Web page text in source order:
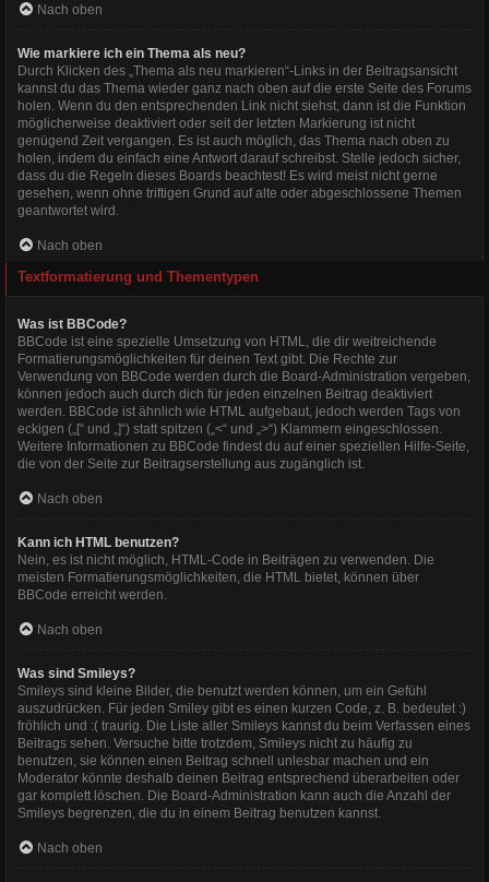
Nach oben
Wie markiere ich ein Thema als neu?
Durch Klicken des „Thema als neu markieren“-Links in der Beitragsansicht
kannst du das Thema wieder ganz nach oben auf die erste Seite des Forums
holen. Wenn du den entsprechenden Link nicht siehst, dann ist die Funktion
möglicherweise deaktiviert oder seit der letzten Markierung ist nicht
genügend Zeit vergangen. Es ist auch möglich, das Thema nach oben zu
holen, indem du einfach eine Antwort darauf schreibst. Stelle jedoch sicher,
dass du die Regeln dieses Boards beachtest! Es wird meist nicht gerne
gesehen, wenn ohne triftigen Grund auf alte oder abgeschlossene Themen
geantwortet wird.
Nach oben
Textformatierung und Thementypen
Was ist BBCode?
BBCode ist eine spezielle Umsetzung von HTML, die dir weitreichende
Formatierungsmöglichkeiten für deinen Text gibt. Die Rechte zur
Verwendung von BBCode werden durch die Board-Administration vergeben,
können jedoch auch durch dich für jeden einzelnen Beitrag deaktiviert
werden. BBCode ist ähnlich wie HTML aufgebaut, jedoch werden Tags von
eckigen („[“ und „]“) statt spitzen („<“ und „>“) Klammern eingeschlossen.
Weitere Informationen zu BBCode findest du auf einer speziellen Hilfe-Seite,
die von der Seite zur Beitragserstellung aus zugänglich ist.
Nach oben
Kann ich HTML benutzen?
Nein, es ist nicht möglich, HTML-Code in Beiträgen zu verwenden. Die
meisten Formatierungsmöglichkeiten, die HTML bietet, können über
BBCode erreicht werden.
Nach oben
Was sind Smileys?
Smileys sind kleine Bilder, die benutzt werden können, um ein Gefühl
auszudrücken. Für jeden Smiley gibt es einen kurzen Code, z. B. bedeutet :)
fröhlich und :( traurig. Die Liste aller Smileys kannst du beim Verfassen eines
Beitrags sehen. Versuche bitte trotzdem, Smileys nicht zu häufig zu
benutzen, sie können einen Beitrag schnell unlesbar machen und ein
Moderator könnte deshalb deinen Beitrag entsprechend überarbeiten oder
gar komplett löschen. Die Board-Administration kann auch die Anzahl der
Smileys begrenzen, die du in einem Beitrag benutzen kannst.
Nach oben